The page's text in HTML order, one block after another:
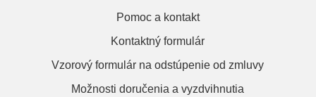
Pomoc a kontakt
Kontaktný formulár
Vzorový formulár na odstúpenie od zmluvy
Možnosti doručenia a vyzdvihnutia